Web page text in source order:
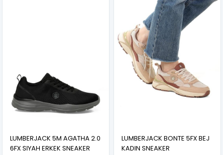
LUMBERJACK 5M AGATHA 2.0
6FX SIYAH ERKEK SNEAKER
LUMBERJACK BONTE 5FX BEJ
KADIN SNEAKER